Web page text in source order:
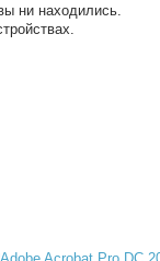
ни находились.